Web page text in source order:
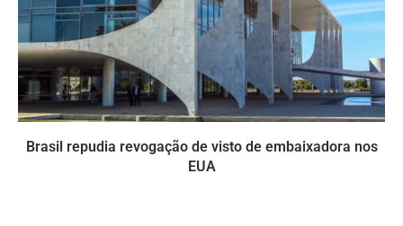
Brasil repudia revogação de visto de embaixadora nos
EUA